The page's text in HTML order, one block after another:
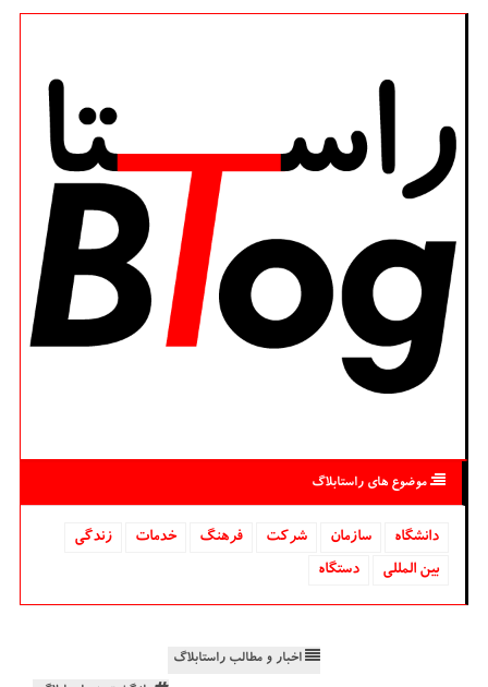
موضوع های راستابلاگ
دانشگاه‌ سازمان شركت فرهنگ خدمات
زندگی
بین المللی
دستگاه
اخبار و مطالب راستابلاگ